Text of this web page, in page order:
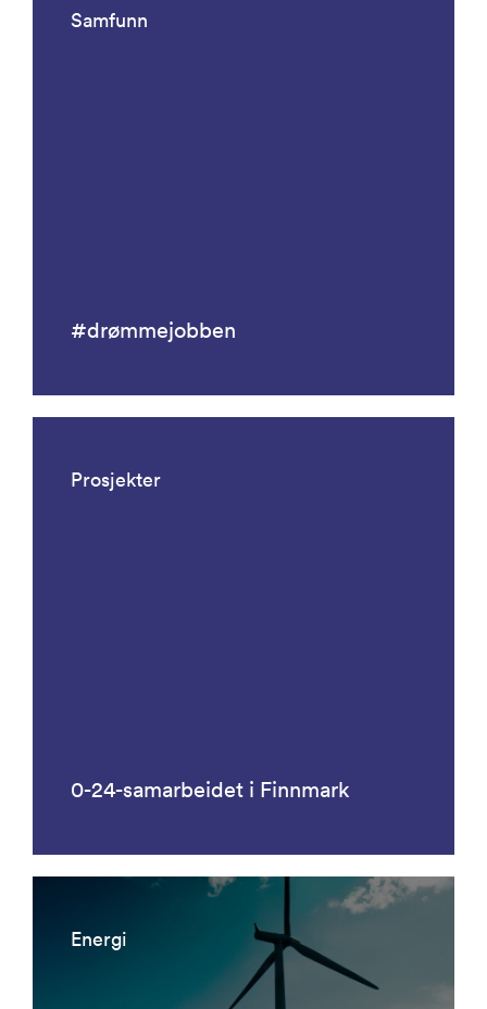
Samfunn
#drømmejobben
Prosjekter
0-24-samarbeidet i Finnmark
Energi